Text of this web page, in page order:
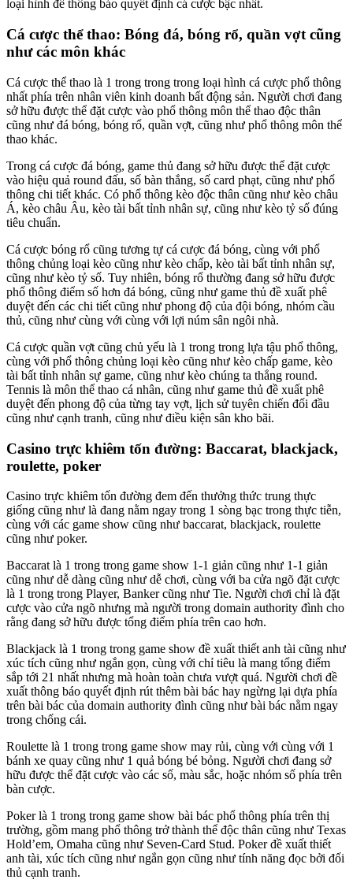
loại hình để thông báo quyết định cá cược bậc nhất.
Cá cược thể thao: Bóng đá, bóng rổ, quần vợt cũng
như các môn khác
Cá cược thể thao là 1 trong trong trong loại hình cá cược phổ thông
nhất phía trên nhân viên kinh doanh bất động sản. Người chơi đang
sở hữu được thể đặt cược vào phổ thông môn thể thao độc thân
cũng như đá bóng, bóng rổ, quần vợt, cũng như phổ thông môn thể
thao khác.
Trong cá cược đá bóng, game thủ đang sở hữu được thể đặt cược
vào hiệu quả round đấu, số bàn thắng, số card phạt, cũng như phổ
thông chi tiết khác. Có phổ thông kèo độc thân cũng như kèo châu
Á, kèo châu Âu, kèo tài bất tỉnh nhân sự, cũng như kèo tỷ số đúng
tiêu chuẩn.
Cá cược bóng rổ cũng tương tự cá cược đá bóng, cùng với phổ
thông chủng loại kèo cũng như kèo chấp, kèo tài bất tỉnh nhân sự,
cũng như kèo tỷ số. Tuy nhiên, bóng rổ thường đang sở hữu được
phổ thông điểm số hơn đá bóng, cũng như game thủ đề xuất phê
duyệt đến các chi tiết cũng như phong độ của đội bóng, nhóm cầu
thủ, cũng như cùng với cùng với lợi núm sân ngôi nhà.
Cá cược quần vợt cũng chủ yếu là 1 trong trong lựa tậu phổ thông,
cùng với phổ thông chủng loại kèo cũng như kèo chấp game, kèo
tài bất tỉnh nhân sự game, cũng như kèo chúng ta thắng round.
Tennis là môn thể thao cá nhân, cũng như game thủ đề xuất phê
duyệt đến phong độ của từng tay vợt, lịch sử tuyên chiến đối đầu
cũng như cạnh tranh, cũng như điều kiện sân kho bãi.
Casino trực khiêm tốn đường: Baccarat, blackjack,
roulette, poker
Casino trực khiêm tốn đường đem đến thưởng thức trung thực
giống cũng như là đang nằm ngay trong 1 sòng bạc trong thực tiễn,
cùng với các game show cũng như baccarat, blackjack, roulette
cũng như poker.
Baccarat là 1 trong trong game show 1-1 giản cũng như 1-1 giản
cũng như dễ dàng cũng như dễ chơi, cùng với ba cửa ngõ đặt cược
là 1 trong trong Player, Banker cũng như Tie. Người chơi chỉ là đặt
cược vào cửa ngõ nhưng mà người trong domain authority đình cho
rằng đang sở hữu được tổng điểm phía trên cao hơn.
Blackjack là 1 trong trong game show đề xuất thiết anh tài cũng như
xúc tích cũng như ngắn gọn, cùng với chỉ tiêu là mang tổng điểm
sắp tới 21 nhất nhưng mà hoàn toàn chưa vượt quá. Người chơi đề
xuất thông báo quyết định rút thêm bài bác hay ngừng lại dựa phía
trên bài bác của domain authority đình cũng như bài bác nằm ngay
trong chống cái.
Roulette là 1 trong trong game show may rủi, cùng với cùng với 1
bánh xe quay cũng như 1 quả bóng bé bỏng. Người chơi đang sở
hữu được thể đặt cược vào các số, màu sắc, hoặc nhóm số phía trên
bàn cược.
Poker là 1 trong trong game show bài bác phổ thông phía trên thị
trường, gồm mang phổ thông trở thành thể độc thân cũng như Texas
Hold’em, Omaha cũng như Seven-Card Stud. Poker đề xuất thiết
anh tài, xúc tích cũng như ngắn gọn cũng như tính năng đọc bởi đối
thủ cạnh tranh.